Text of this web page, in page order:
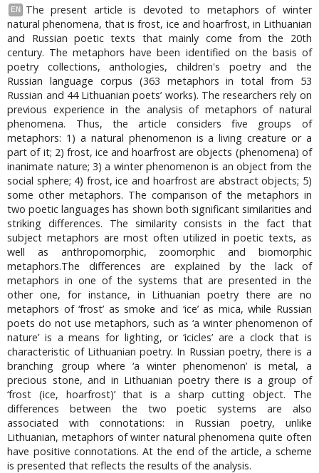
EN
The present article is devoted to metaphors of winter
natural phenomena, that is frost, ice and hoarfrost, in Lithuanian
and Russian poetic texts that mainly come from the 20th
century. The metaphors have been identified on the basis of
poetry collections, anthologies, children's poetry and the
Russian language corpus (363 metaphors in total from 53
Russian and 44 Lithuanian poets’ works). The researchers rely on
previous experience in the analysis of metaphors of natural
phenomena. Thus, the article considers five groups of
metaphors: 1) a natural phenomenon is a living creature or a
part of it; 2) frost, ice and hoarfrost are objects (phenomena) of
inanimate nature; 3) a winter phenomenon is an object from the
social sphere; 4) frost, ice and hoarfrost are abstract objects; 5)
some other metaphors. The comparison of the metaphors in
two poetic languages has shown both significant similarities and
striking differences. The similarity consists in the fact that
subject metaphors are most often utilized in poetic texts, as
well as anthropomorphic, zoomorphic and biomorphic
metaphors.The differences are explained by the lack of
metaphors in one of the systems that are presented in the
other one, for instance, in Lithuanian poetry there are no
metaphors of ‘frost’ as smoke and ‘ice’ as mica, while Russian
poets do not use metaphors, such as ‘a winter phenomenon of
nature’ is a means for lighting, or ‘icicles’ are a clock that is
characteristic of Lithuanian poetry. In Russian poetry, there is a
branching group where ‘a winter phenomenon’ is metal, a
precious stone, and in Lithuanian poetry there is a group of
‘frost (ice, hoarfrost)’ that is a sharp cutting object. The
differences between the two poetic systems are also
associated with connotations: in Russian poetry, unlike
Lithuanian, metaphors of winter natural phenomena quite often
have positive connotations. At the end of the article, a scheme
is presented that reflects the results of the analysis.